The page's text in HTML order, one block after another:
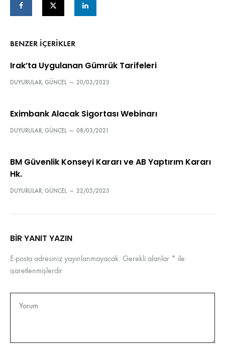
BENZER IÇERIKLER
Irak’ta Uygulanan Gümrük Tarifeleri
DUYURULAR, GÜNCEL — 20/03/2023
Eximbank Alacak Sigortası Webinarı
DUYURULAR, GÜNCEL — 08/03/2021
BM Güvenlik Konseyi Kararı ve AB Yaptırım Kararı
Hk.
DUYURULAR, GÜNCEL — 22/05/2023
BIR YANIT YAZIN
E-posta adresiniz yayınlanmayacak. Gerekli alanlar * ile
işaretlenmişlerdir